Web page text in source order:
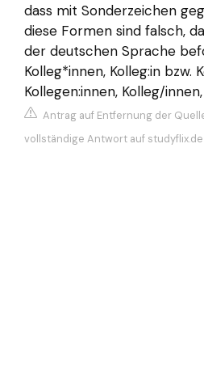
dass mit Sonderzeichen
diese Formen sind falsch,
der deutschen Sprache
Kolleg*innen, Kolleg:in bzw.
Kollegen:innen, Kolleg/
Antrag auf Entfernung der
vollständige Antwort auf studyflix.de